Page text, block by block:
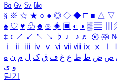
㏃ ㏉ ㏜ ㏆
§ ※ ☆ ★ ○ ● ◎ ◇ ◆ □ ■ △ ▽
♠ ♡ ♥ ♧ ♣ ⊙ ◈ ▣ ◐ ◑ ▒ ▤
‡ ↕ ↗ ↙ ↖ ↘ ♭ ♩ ♪ ♬ ㉿ ㈜
ⅰ
ⅱ ⅲ ⅳ ⅴ ⅵ ⅶ ⅷ ⅸ ⅹ
ص ض ط ظ ع غ ف ق ک ل م ن ه
و ی
닫기